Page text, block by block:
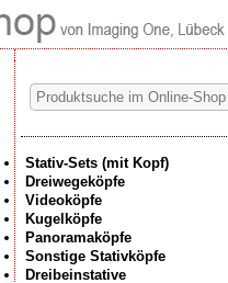
Stativ-Sets (mit Kopf)
Dreiwegeköpfe
Videoköpfe
Kugelköpfe
Panoramaköpfe
Sonstige Stativköpfe
Dreibeinstative